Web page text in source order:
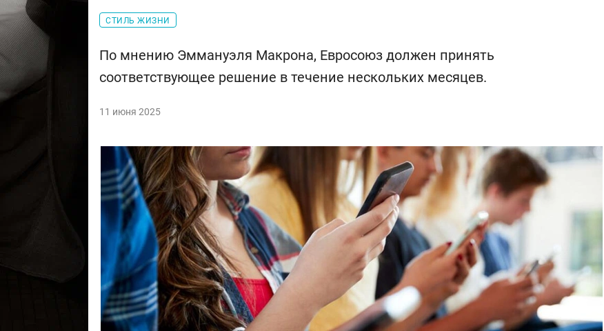
СТИЛЬ ЖИЗНИ
По мнению Эммануэля Макрона, Евросоюз должен принять
соответствующее решение в течение нескольких месяцев.
11 июня 2025